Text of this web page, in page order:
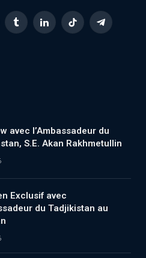
TumblrLinkedInTikTok Telegram
avec l’Ambassadeur du
S.E. Akan Rakhmetullin
Exclusif avec
du Tadjikistan au